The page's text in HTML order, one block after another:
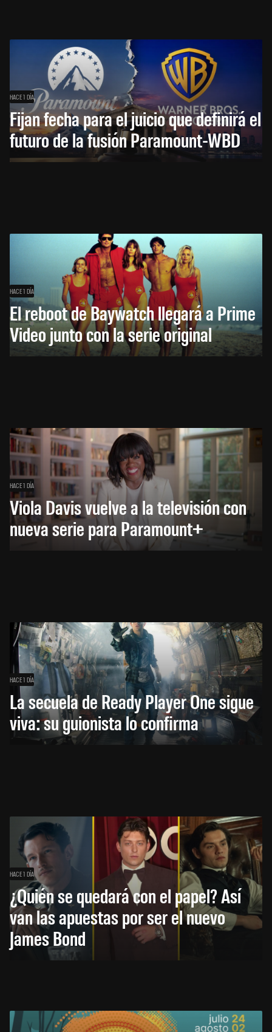
HACE 1 DÍA
Fijan fecha para el juicio que definirá el
futuro de la fusión Paramount-WBD
HACE 1 DÍA
El reboot de Baywatch llegará a Prime
Video junto con la serie original
HACE 1 DÍA
Viola Davis vuelve a la televisión con
nueva serie para Paramount+
HACE 1 DÍA
La secuela de Ready Player One sigue
viva: su guionista lo confirma
HACE 1 DÍA
¿Quién se quedará con el papel? Así
van las apuestas por ser el nuevo
James Bond